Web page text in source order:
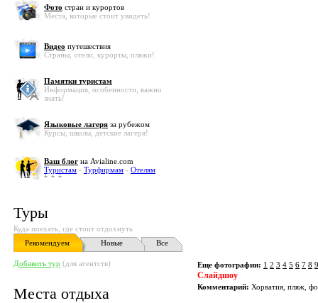
Фото стран и курортов
Места, которые стоит увидеть!
Видео путешествия
Страны, отели, курорты, пляжи!
Памятки туристам
Информация, особенности, важно
знать!
Языковые лагеря за рубежом
Курсы, школы, детские лагеря!
Ваш блог на Avialine.com
Туристам - Турфирмам - Отелям
Туры
Куда поехать, где стоит отдохнуть
Рекомендуем
Новые Все
Добавить тур (для агентств)
Места отдыха
Еще фотографии: 1 2 3 4 5 6 7 8 9
Слайдшоу
Комментарий: Хорватия, пляж,